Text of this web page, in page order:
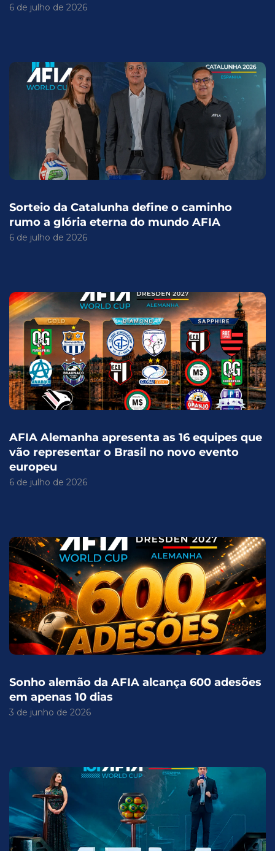
6 de julho de 2026
Sorteio da Catalunha define o caminho
rumo a glória eterna do mundo AFIA
6 de julho de 2026
AFIA Alemanha apresenta as 16 equipes que
vão representar o Brasil no novo evento
europeu
6 de julho de 2026
Sonho alemão da AFIA alcança 600 adesões
em apenas 10 dias
3 de junho de 2026